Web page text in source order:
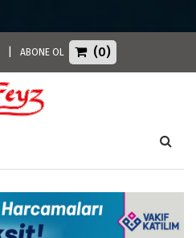
ABONE OL (0)